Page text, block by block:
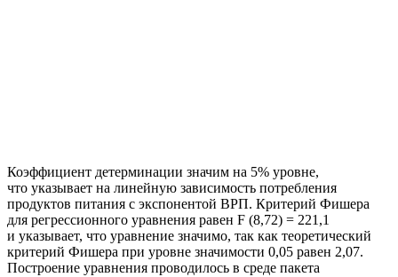
Коэффициент детерминации значим на 5% уровне,
что указывает на линейную зависимость потребления
продуктов питания с экспонентой ВРП. Критерий Фишера
для регрессионного уравнения равен F (8,72) = 221,1
и указывает, что уравнение значимо, так как теоретический
критерий Фишера при уровне значимости 0,05 равен 2,07.
Построение уравнения проводилось в среде пакета